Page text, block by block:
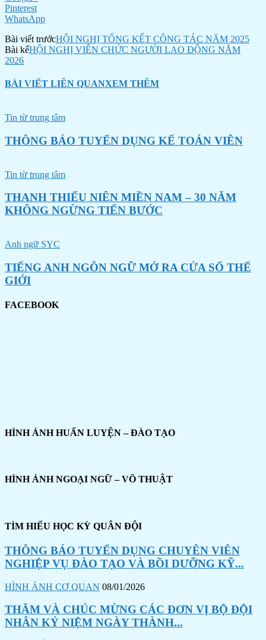
Pinterest
WhatsApp
Bài viết trướcHỘI NGHỊ TỔNG KẾT CÔNG TÁC NĂM 2025
Bài kếHỘI NGHỊ VIÊN CHỨC NGƯỜI LAO ĐỘNG NĂM
2026
BÀI VIẾT LIÊN QUANXEM THÊM
Tin từ trung tâm
THÔNG BÁO TUYỂN DỤNG KẾ TOÁN VIÊN
Tin từ trung tâm
THANH THIẾU NIÊN MIỀN NAM – 30 NĂM
KHÔNG NGỪNG TIẾN BƯỚC
Anh ngữ SYC
TIẾNG ANH NGÔN NGỮ MỞ RA CỬA SỔ THẾ
GIỚI
FACEBOOK
HÌNH ẢNH HUẤN LUYỆN – ĐÀO TẠO
HÌNH ẢNH NGOẠI NGỮ – VÕ THUẬT
TÌM HIỂU HỌC KỲ QUÂN ĐỘI
THÔNG BÁO TUYỂN DỤNG CHUYÊN VIÊN
NGHIỆP VỤ ĐÀO TẠO VÀ BỒI DƯỠNG KỸ...
HÌNH ẢNH CƠ QUAN 08/01/2026
THĂM VÀ CHÚC MỪNG CÁC ĐƠN VỊ BỘ ĐỘI
NHÂN KỶ NIỆM NGÀY THÀNH...